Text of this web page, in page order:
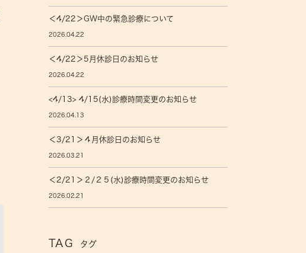
＜4/22＞GW中の緊急診療について
2026.04.22
＜4/22＞5月休診日のお知らせ
2026.04.22
<4/13> 4/15(水)診療時間変更のお知らせ
2026.04.13
＜3/21＞４月休診日のお知らせ
2026.03.21
＜2/21＞２/２５(水)診療時間変更のお知らせ
2026.02.21
TAG タグ